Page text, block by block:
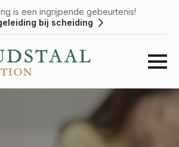
is een ingrijpende gebeurtenis!
bij scheiding